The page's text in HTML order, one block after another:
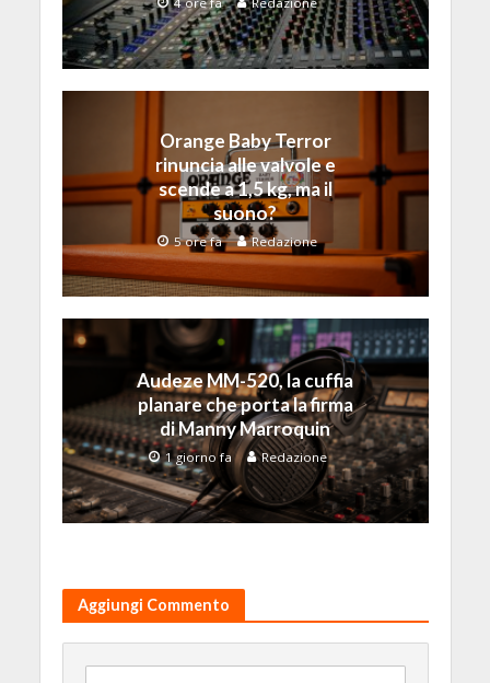
Orange Baby Terror
rinuncia alle valvole e
scende a 1,5 kg, ma il
suono?
5 ore fa Redazione
Audeze MM-520, la cuffia
planare che porta la firma
di Manny Marroquin
1 giorno fa Redazione
Aggiungi Commento